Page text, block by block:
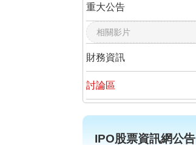
重大公告
相關影片
財務資訊
討論區
IPO股票資訊網公告